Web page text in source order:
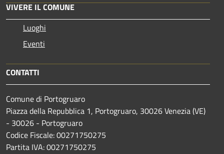
VIVERE IL COMUNE
Luoghi
Eventi
CONTATTI
Comune di Portogruaro
Piazza della Repubblica 1, Portogruaro, 30026 Venezia (VE)
- 30026 - Portogruaro
Codice Fiscale: 00271750275
Partita IVA: 00271750275